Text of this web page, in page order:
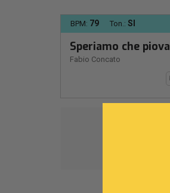
BPM: 79 Ton.: SI
Speriamo che piova
Fabio Concato